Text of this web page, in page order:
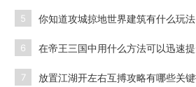
5 你知道攻城掠地世界建筑有什么玩法
6
7 放置江湖开左右互搏攻略有哪些关